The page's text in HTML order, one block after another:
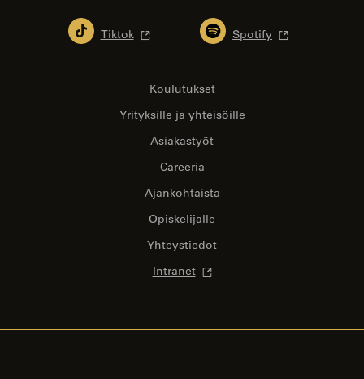
Tiktok Spotify
Koulutukset
Yrityksille ja yhteisöille
Asiakastyöt
Careeria
Ajankohtaista
Opiskelijalle
Yhteystiedot
Intranet